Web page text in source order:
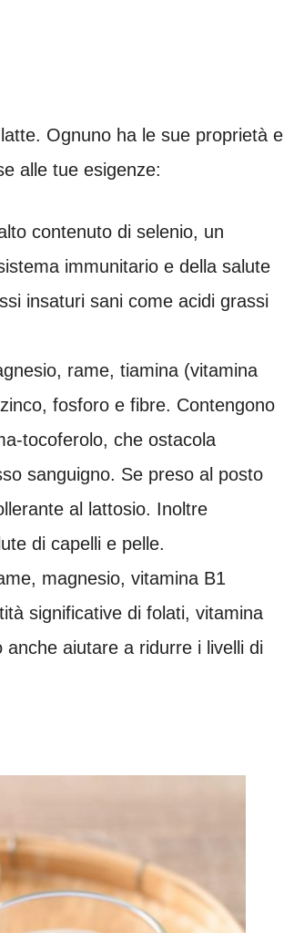
Ognuno ha le sue proprietà e
alle tue esigenze:
contenuto di selenio, un
immunitario e della salute
insaturi sani come acidi grassi
rame, tiamina (vitamina
fosforo e fibre. Contengono
tocoferolo, che ostacola
sanguigno. Se preso al posto
al lattosio. Inoltre
di capelli e pelle.
magnesio, vitamina B1
significative di folati, vitamina
aiutare a ridurre i livelli di